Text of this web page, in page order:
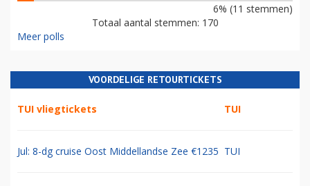
6% (11 stemmen)
Totaal aantal stemmen: 170
Meer polls
VOORDELIGE RETOURTICKETS
TUI vliegtickets TUI
Jul: 8-dg cruise Oost Middellandse Zee €1235 TUI